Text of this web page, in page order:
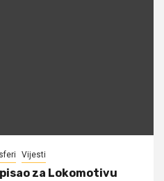
Vijesti
za Lokomotivu